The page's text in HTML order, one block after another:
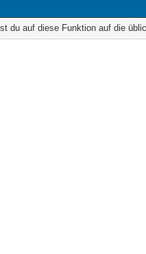
du auf diese Funktion auf die